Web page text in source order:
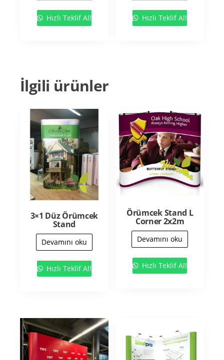
Hızlı Teklif Al! Hızlı Teklif Al!
İlgili ürünler
3×1 Düz Örümcek
Stand
Devamını oku
Hızlı Teklif Al!
Örümcek Stand L
Corner 2x2m
Devamını oku
Hızlı Teklif Al!